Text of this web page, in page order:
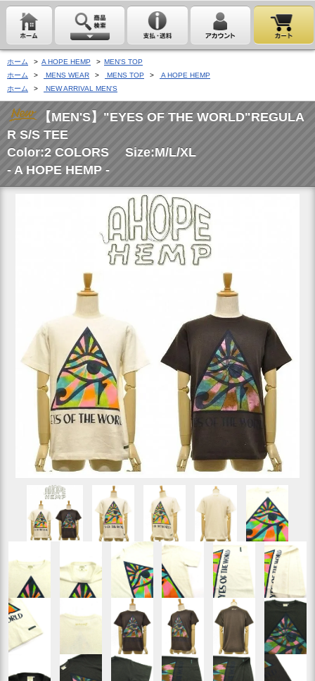
ホーム > A HOPE HEMP > MEN'S TOP
ホーム
> MENS WEAR > MENS TOP >
A HOPE HEMP
ホーム
> NEW ARRIVAL MEN'S
【MEN'S】"EYES OF THE WORLD"REGULA
R S/S TEE
Color:2 COLORS Size:M/L/XL
- A HOPE HEMP -